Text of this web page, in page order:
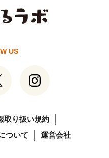
US
取り扱い規約
ついて
運営会社